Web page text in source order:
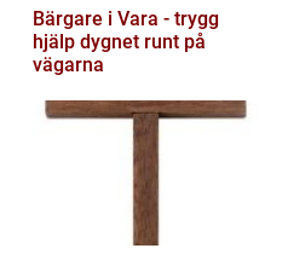
Bärgare i Vara - trygg
hjälp dygnet runt på
vägarna